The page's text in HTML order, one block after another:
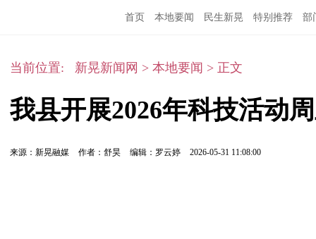
首页 本地要闻 民生新晃 特别推荐 部
当前位置: 新晃新闻网 > 本地要闻 > 正文
我县开展2026年科技活动
来源：新晃融媒 作者：舒昊 编辑：罗云婷 2026-05-31 11:08:00